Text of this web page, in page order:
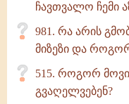
ჩავთვალო ჩემი
981. რა არის
მიზეზი და
515. როგორ
გვაღელვებენ?